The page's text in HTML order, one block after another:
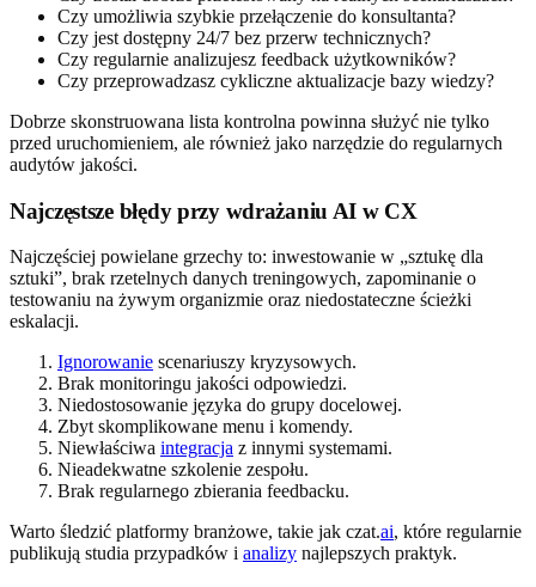
Czy umożliwia szybkie przełączenie do konsultanta?
Czy jest dostępny 24/7 bez przerw technicznych?
Czy regularnie analizujesz feedback użytkowników?
Czy przeprowadzasz cykliczne aktualizacje bazy wiedzy?
Dobrze skonstruowana lista kontrolna powinna służyć nie tylko
przed uruchomieniem, ale również jako narzędzie do regularnych
audytów jakości.
Najczęstsze błędy przy wdrażaniu AI w CX
Najczęściej powielane grzechy to: inwestowanie w „sztukę dla
sztuki”, brak rzetelnych danych treningowych, zapominanie o
testowaniu na żywym organizmie oraz niedostateczne ścieżki
eskalacji.
Ignorowanie scenariuszy kryzysowych.
Brak monitoringu jakości odpowiedzi.
Niedostosowanie języka do grupy docelowej.
Zbyt skomplikowane menu i komendy.
Niewłaściwa integracja z innymi systemami.
Nieadekwatne szkolenie zespołu.
Brak regularnego zbierania feedbacku.
Warto śledzić platformy branżowe, takie jak czat.ai, które regularnie
publikują studia przypadków i analizy najlepszych praktyk.